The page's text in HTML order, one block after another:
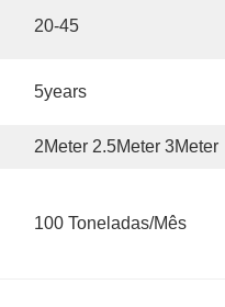
20-45
5years
2Meter 2.5Meter 3Meter
100 Toneladas/mês